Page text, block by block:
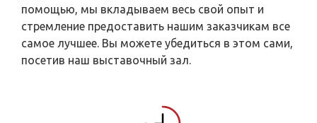
помощью, мы вкладываем весь свой опыт и
стремление предоставить нашим заказчикам все
самое лучшее. Вы можете убедиться в этом сами,
посетив наш выставочный зал.